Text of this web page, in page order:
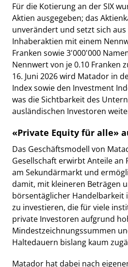
Für die Kotierung an der SIX
Aktien ausgegeben; das
unverändert und setzt sich aus
Inhaberaktien mit einem
Franken sowie 3'000'000
Nennwert von je 0.10 Franken
16. Juni 2026 wird Matador in
Index sowie den Investment
was die Sichtbarkeit des
ausländischen Investoren
«Private Equity für alle»
Das Geschäftsmodell von
Gesellschaft erwirbt Anteile an
am Sekundärmarkt und
damit, mit kleineren Beträgen
börsentäglicher Handelbarkeit
zu investieren, die für viele
private Investoren aufgrund
Mindestzeichnungssummen
Haltedauern bislang kaum
Matador hat dabei nach